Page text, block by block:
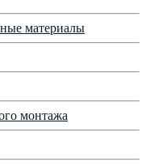
материалы
монтажа